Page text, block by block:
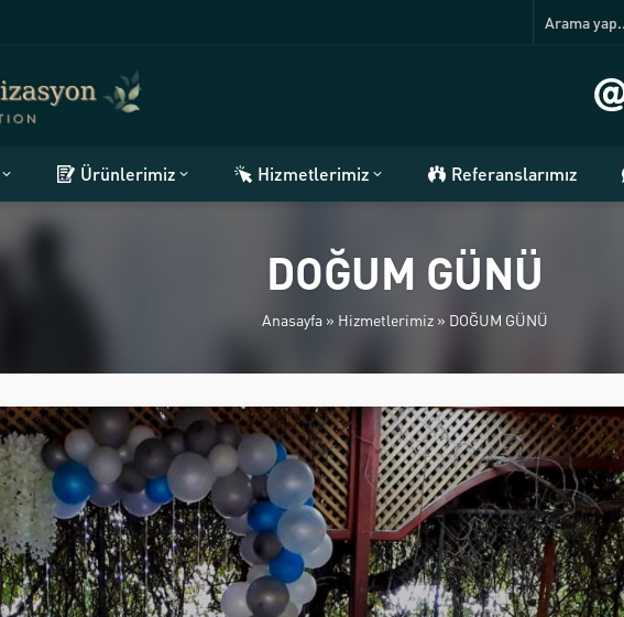
Ürünlerimiz Hizmetlerimiz Referanslarımız
DOĞUM GÜNÜ
Anasayfa » Hizmetlerimiz » DOĞUM GÜNÜ